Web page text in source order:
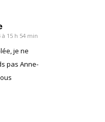
à 15 h 54 min
je ne
pas Anne-